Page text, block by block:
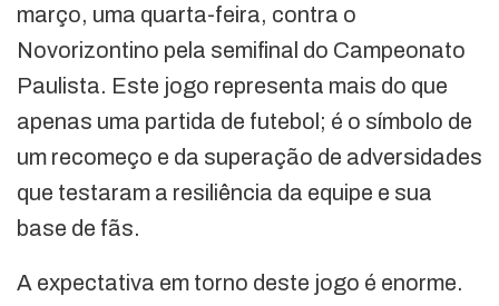
março, uma quarta-feira, contra o
Novorizontino pela semifinal do Campeonato
Paulista. Este jogo representa mais do que
apenas uma partida de futebol; é o símbolo de
um recomeço e da superação de adversidades
que testaram a resiliência da equipe e sua
base de fãs.
A expectativa em torno deste jogo é enorme.